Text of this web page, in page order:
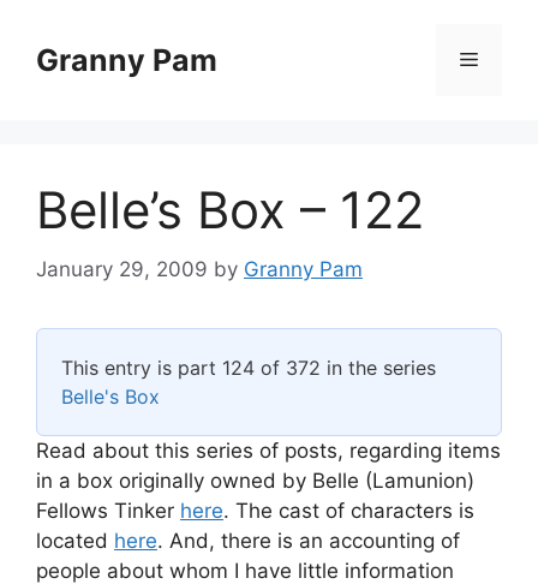
contentGranny Pam Menu
Belle’s Box – 122
January 29, 2009 by Granny Pam
This entry is part 124 of 372 in the series
Belle's Box
Read about this series of posts, regarding items
in a box originally owned by Belle (Lamunion)
Fellows Tinker here. The cast of characters is
located here. And, there is an accounting of
people about whom I have little information